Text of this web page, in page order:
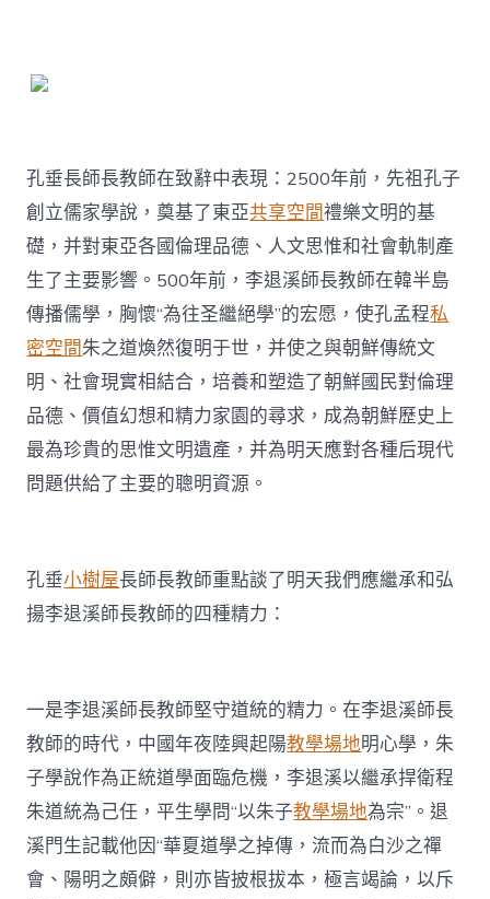
孔垂長師長教師在致辭中表現：2500年前，先祖孔子
創立儒家學說，奠基了東亞共享空間禮樂文明的基
礎，并對東亞各國倫理品德、人文思惟和社會軌制產
生了主要影響。500年前，李退溪師長教師在韓半島
傳播儒學，胸懷“為往圣繼絕學”的宏愿，使孔孟程私
密空間朱之道煥然復明于世，并使之與朝鮮傳統文
明、社會現實相結合，培養和塑造了朝鮮國民對倫理
品德、價值幻想和精力家園的尋求，成為朝鮮歷史上
最為珍貴的思惟文明遺產，并為明天應對各種后現代
問題供給了主要的聰明資源。
孔垂小樹屋長師長教師重點談了明天我們應繼承和弘
揚李退溪師長教師的四種精力：
一是李退溪師長教師堅守道統的精力。在李退溪師長
教師的時代，中國年夜陸興起陽教學場地明心學，朱
子學說作為正統道學面臨危機，李退溪以繼承捍衛程
朱道統為己任，平生學問“以朱子教學場地為宗”。退
溪門生記載他因“華夏道學之掉傳，流而為白沙之禪
會、陽明之頗僻，則亦皆披根拔本，極言竭論，以斥